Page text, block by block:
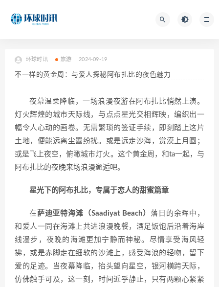
环球时讯 旅游 2024-09-19
不一样的黄金周：与爱人探秘阿布扎比的夜色魅力
夜幕温柔降临，一场浪漫夜游在阿布扎比悄然上演。
灯火辉煌的城市天际线，与点点星光交相辉映，编织出一
幅令人心动的画卷。无需繁琐的签证手续，即刻踏上这片
土地，便能远离尘嚣纷扰。或是远走沙海，赏漠上月圆；
或是飞上夜空，俯瞰城市灯火。这个黄金周，和ta一起，与
阿布扎比的夜晚来场浪漫邂逅吧。
星光下的阿布扎比，专属于恋人的甜蜜篇章
在 萨迪亚特海滩（Saadiyat Beach） 落日的余晖中，
和爱人一同在海滩上共进浪漫晚餐，酒足饭饱后沿着海岸
线漫步，夜晚的海滩更加宁静而神秘。尽情享受海风轻
拂，或是赤脚走在细软的沙滩上，感受海浪的轻吻，留下
爱的足迹。当夜幕降临，抬头望向星空，银河横跨天际，
仿佛触手可及，这一刻，时间近乎静止，只有两颗心紧紧